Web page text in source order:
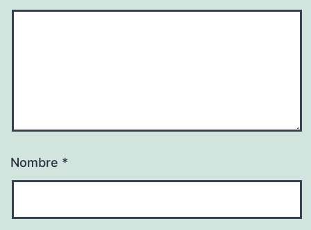
Nombre *